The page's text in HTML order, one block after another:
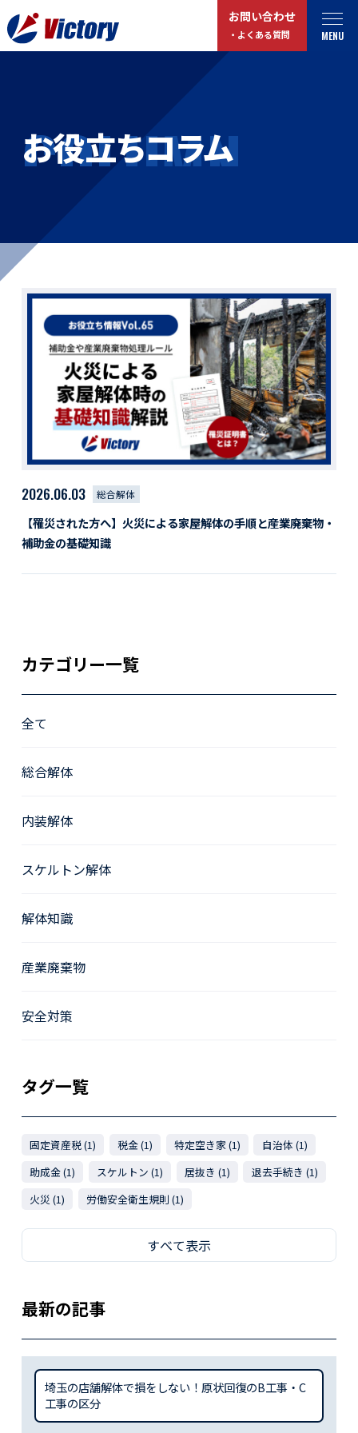
MENU
お問い合わせ
・よくある質問
事業紹介
総合解体 / 解体事業
産業廃棄物収集/ 運搬
企業概要
サステナビリティ
活動レポート
最新情報
お役立ちコラム
マイページログイン
採用情報
社員インタビュー
募集要項一覧
採用エントリー
よくある質問
Social link
お役立ちコラム
COLUMN
2026.06.03 総合解体
【罹災された方へ】火災による家屋解体の手順と産業廃棄物・
補助金の基礎知識
カテゴリー一覧
全て
総合解体
内装解体
スケルトン解体
解体知識
産業廃棄物
安全対策
タグ一覧
固定資産税 (1) 税金 (1) 特定空き家 (1)
自治体 (1)
助成金 (1)
スケルトン (1) 居抜き (1)
退去手続き (1)
火災 (1)
労働安全衛生規則 (1)
すべて表示
最新の記事
埼玉の店舗解体で損をしない！原状回復のB工事・C
工事の区分